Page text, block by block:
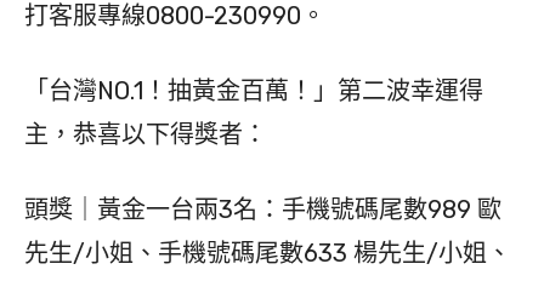
打客服專線0800-230990。
「台灣NO.1！抽黃金百萬！」第二波幸運得
主，恭喜以下得獎者：
頭獎｜黃金一台兩3名：手機號碼尾數989 歐
先生/小姐、手機號碼尾數633 楊先生/小姐、